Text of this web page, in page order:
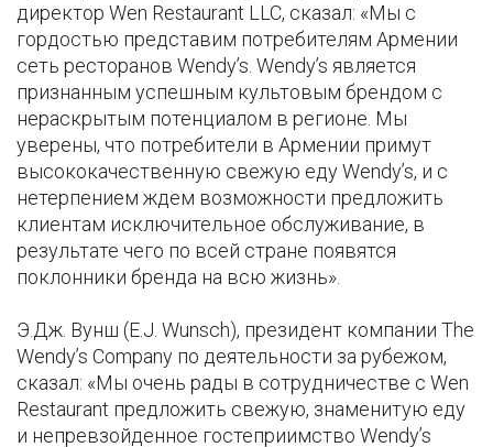
директор Wen Restaurant LLC, сказал: «Мы с
гордостью представим потребителям Армении
сеть ресторанов Wendy’s. Wendy’s является
признанным успешным культовым брендом с
нераскрытым потенциалом в регионе. Мы
уверены, что потребители в Армении примут
высококачественную свежую еду Wendy’s, и с
нетерпением ждем возможности предложить
клиентам исключительное обслуживание, в
результате чего по всей стране появятся
поклонники бренда на всю жизнь».
Э.Дж. Вунш (E.J. Wunsch), президент компании The
Wendy’s Company по деятельности за рубежом,
сказал: «Мы очень рады в сотрудничестве с Wen
Restaurant предложить свежую, знаменитую еду
и непревзойденное гостеприимство Wendy’s